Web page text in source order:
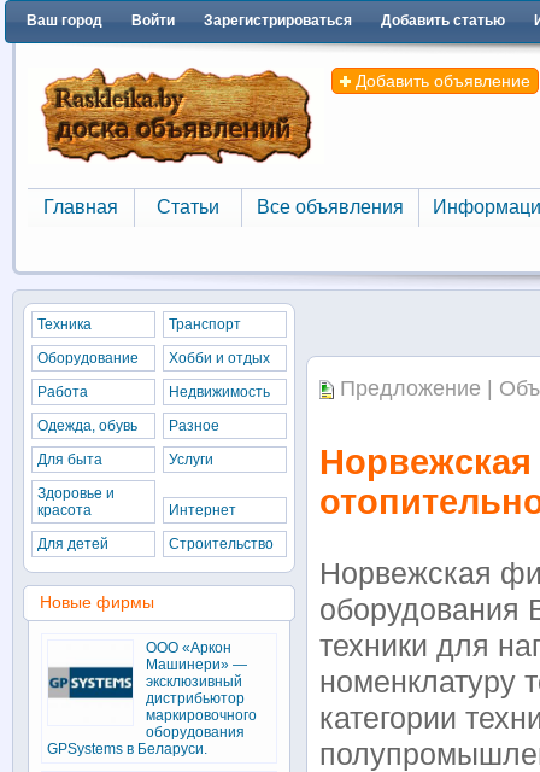
Ваш город Войти Зарегистрироваться Добавить статью
Добавить объявление
Главная
Главная
Статьи
Статьи
Все объявления
Все объявления
Предложение |
Норвежская
оборудования
техники для
номенклатуру
категории
Техника
Транспорт
Оборудование
Хобби и отдых
Работа
Недвижимость
Одежда, обувь
Разное
Для быта
Услуги
Здоровье и
красота
Интернет
Для детей
Строительство
Новые фирмы
ООО «Аркон
Машинери» —
эксклюзивный
дистрибьютор
маркировочного
оборудования
GPSystems в Беларуси.